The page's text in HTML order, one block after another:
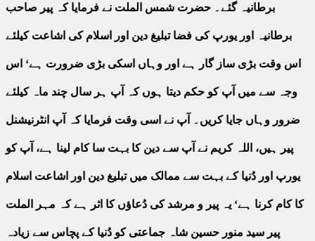
برطانیہ گئے۔ حضرت شمس الملت نے فرمایا کہ پیر صاحب
برطانیہ اور یورپ کی فضا تبلیغ دین اور اسلام کی اشاعت کیلئے
اس وقت بڑی ساز گار ہے اور وہاں اسکی بڑی ضرورت ہے‘ اس
وجہ سے میں آپ کو حکم دیتا ہوں کہ آپ ہر سال چند ماہ کیلئے
ضرور وہاں جایا کریں۔ آپ نے اسی وقت فرمایا کہ آپ انٹرنیشنل
پیر ہیں، اللہ کریم نے آپ سے دین کا بہت سا کام لینا ہے، آپ کو
یورپ اور دُنیا کے بہت سے ممالک میں تبلیغ دین اور اشاعت اسلام
کا کام کرنا ہے‘ یہ پیر و مرشد کی دُعاؤں کا اثر ہے کہ مہر الملت
پیر سید منور حسین شاہ جماعتی کو دُنیا کے پچاس سے زیادہ